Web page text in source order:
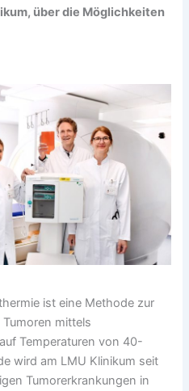
über die Möglichkeiten
ist eine Methode zur
mittels
Temperaturen von 40-
wird am LMU Klinikum seit
Tumorerkrankungen in